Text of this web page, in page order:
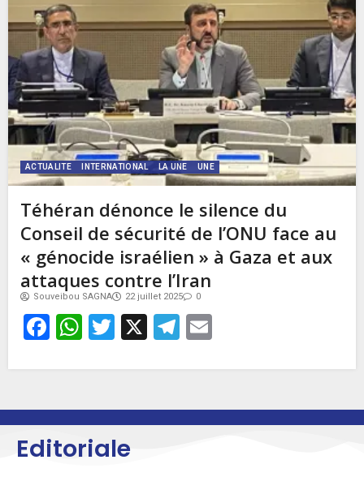
ACTUALITE INTERNATIONAL LA UNE UNE
Téhéran dénonce le silence du
Conseil de sécurité de l’ONU face au
« génocide israélien » à Gaza et aux
attaques contre l’Iran
Souveibou SAGNA 22 juillet 2025 0
Facebook
WhatsApp
Twitter
X Telegram
Editoriale